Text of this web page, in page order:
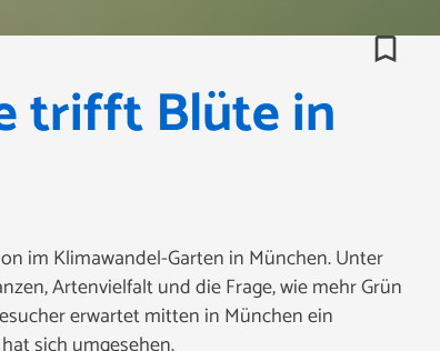
bookmark_border
trifft Blüte in
im Klimawandel-Garten in München. Unter
Artenvielfalt und die Frage, wie mehr Grün
erwartet mitten in München ein